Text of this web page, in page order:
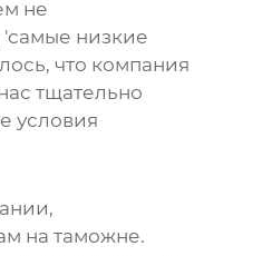
не
низкие
что компания
тщательно
условия
на таможне.